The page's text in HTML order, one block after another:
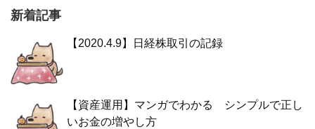
新着記事
【2020.4.9】日経株取引の記録
【資産運用】マンガでわかる シンプルで正し
いお金の増やし方